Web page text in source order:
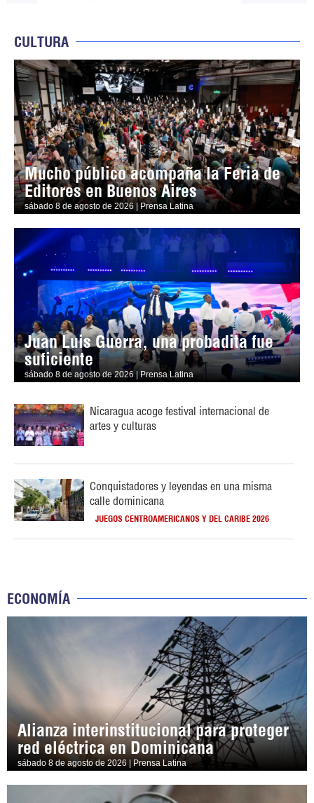
CULTURA
Mucho público acompaña la Feria de
Editores en Buenos Aires
sábado 8 de agosto de 2026 | Prensa Latina
Juan Luis Guerra, una probadita fue
suficiente
sábado 8 de agosto de 2026 | Prensa Latina
Nicaragua acoge festival internacional de
artes y culturas
Conquistadores y leyendas en una misma
calle dominicana
JUEGOS CENTROAMERICANOS Y DEL CARIBE 2026
ECONOMÍA
Alianza interinstitucional para proteger
red eléctrica en Dominicana
sábado 8 de agosto de 2026 | Prensa Latina